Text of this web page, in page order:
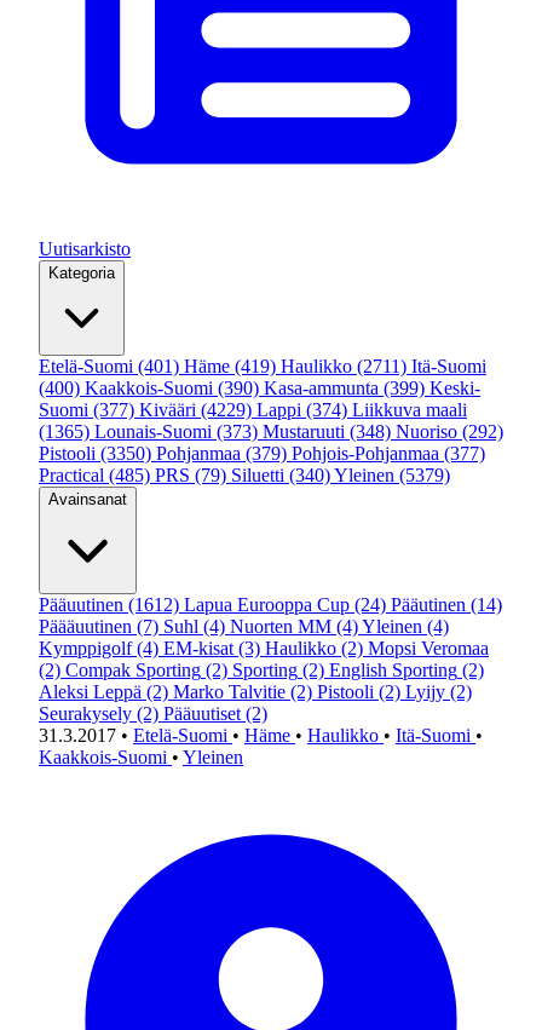
Uutisarkisto
Kategoria
Etelä-Suomi (401) Häme (419) Haulikko (2711) Itä-Suomi
(400) Kaakkois-Suomi (390) Kasa-ammunta (399) Keski-
Suomi (377) Kivääri (4229) Lappi (374) Liikkuva maali
(1365) Lounais-Suomi (373) Mustaruuti (348) Nuoriso (292)
Pistooli (3350) Pohjanmaa (379) Pohjois-Pohjanmaa (377)
Practical (485) PRS (79) Siluetti (340)Yleinen (5379)
Avainsanat
Pääuutinen (1612) Lapua Eurooppa Cup (24) Pääutinen (14)
Päääuutinen (7) Suhl (4) Nuorten MM (4)Yleinen (4)
Kymppigolf (4) EM-kisat (3) Haulikko (2) Mopsi Veromaa
(2) Compak Sporting (2) Sporting (2) English Sporting (2)
Aleksi Leppä (2) Marko Talvitie (2) Pistooli (2) Lyijy (2)
Seurakysely (2) Pääuutiset (2)
31.3.2017 • Etelä-Suomi • Häme • Haulikko • Itä-Suomi •
Kaakkois-Suomi • Yleinen